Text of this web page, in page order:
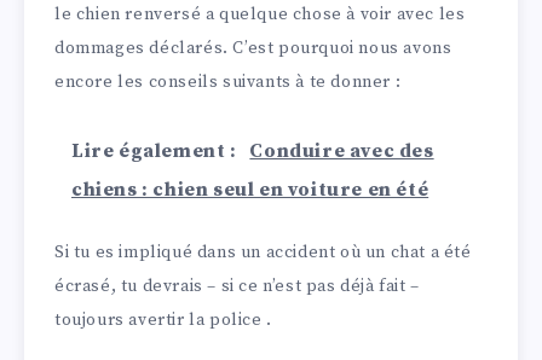
le chien renversé a quelque chose à voir avec les
dommages déclarés. C’est pourquoi nous avons
encore les conseils suivants à te donner :
Lire également :
Conduire avec des
chiens : chien seul en voiture en été
Si tu es impliqué dans un accident où un chat a été
écrasé, tu devrais – si ce n’est pas déjà fait –
toujours avertir la police .